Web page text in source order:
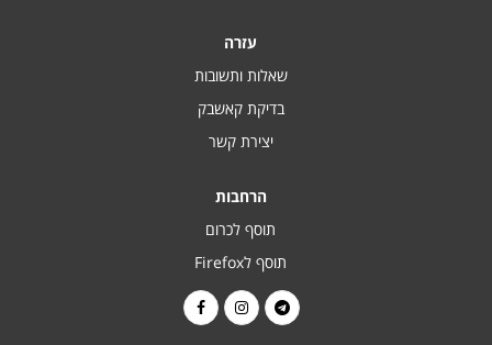
עזרה
שאלות ותשובות
בדיקת קאשבק
יצירת קשר
הרחבות
תוסף לכרום
תוסף לFirefox